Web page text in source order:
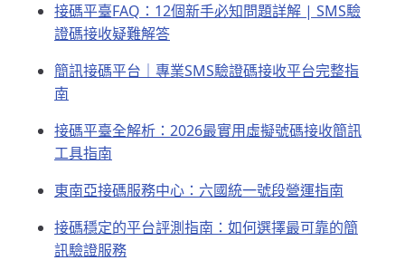
接碼平臺FAQ：12個新手必知問題詳解 | SMS驗
證碼接收疑難解答
簡訊接碼平台｜專業SMS驗證碼接收平台完整指
南
接碼平臺全解析：2026最實用虛擬號碼接收簡訊
工具指南
東南亞接碼服務中心：六國統一號段營運指南
接碼穩定的平台評測指南：如何選擇最可靠的簡
訊驗證服務